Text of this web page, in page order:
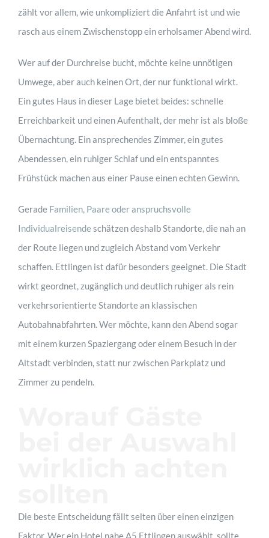
zählt vor allem, wie unkompliziert die Anfahrt ist und wie
rasch aus einem Zwischenstopp ein erholsamer Abend wird.
Wer auf der Durchreise bucht, möchte keine unnötigen
Umwege, aber auch keinen Ort, der nur funktional wirkt.
Ein gutes Haus in dieser Lage bietet beides: schnelle
Erreichbarkeit und einen Aufenthalt, der mehr ist als bloße
Übernachtung. Ein ansprechendes Zimmer, ein gutes
Abendessen, ein ruhiger Schlaf und ein entspanntes
Frühstück machen aus einer Pause einen echten Gewinn.
Gerade Familien, Paare oder anspruchsvolle
Individualreisendeschätzen deshalb Standorte, die nah an
der Route liegen und zugleich Abstand vom Verkehr
schaffen. Ettlingen ist dafür besonders geeignet. Die Stadt
wirkt geordnet, zugänglich und deutlich ruhiger als rein
verkehrsorientierte Standorte an klassischen
Autobahnabfahrten. Wer möchte, kann den Abend sogar
mit einem kurzen Spaziergang oder einem Besuch in der
Altstadt verbinden, statt nur zwischen Parkplatz und
Zimmer zu pendeln.
Die beste Entscheidung fällt selten über einen einzigen
Faktor. Wer ein Hotel nahe A5 Ettlingen auswählt, sollte